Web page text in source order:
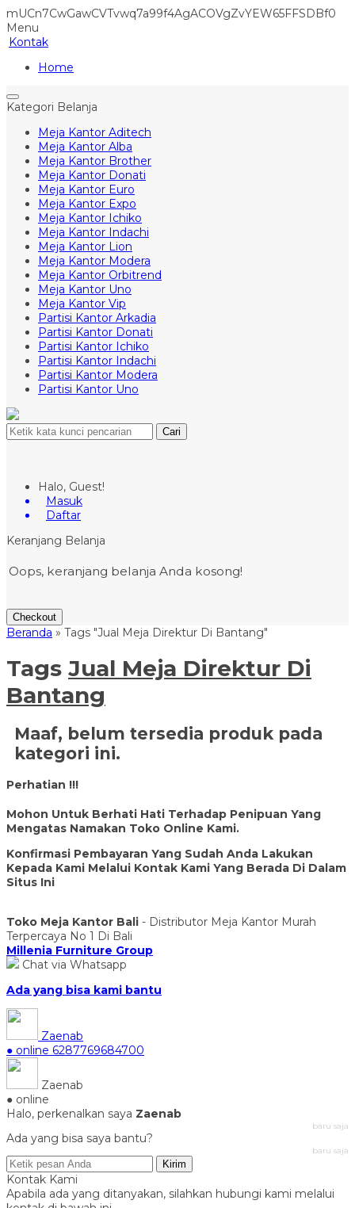
mUCn7CwGawCVTvwq7a99f4AgACOVgZvYEW65FFSDBf0
Menu
Kontak
Home
Kategori Belanja
Meja Kantor Aditech
Meja Kantor Alba
Meja Kantor Brother
Meja Kantor Donati
Meja Kantor Euro
Meja Kantor Expo
Meja Kantor Ichiko
Meja Kantor Indachi
Meja Kantor Lion
Meja Kantor Modera
Meja Kantor Orbitrend
Meja Kantor Uno
Meja Kantor Vip
Partisi Kantor Arkadia
Partisi Kantor Donati
Partisi Kantor Ichiko
Partisi Kantor Indachi
Partisi Kantor Modera
Partisi Kantor Uno
Cari
Halo, Guest!
Masuk
Daftar
Keranjang Belanja
Oops, keranjang belanja Anda kosong!
Checkout
Beranda » Tags "Jual Meja Direktur Di Bantang"
Tags Jual Meja Direktur Di
Bantang
Maaf, belum tersedia produk pada
kategori ini.
Perhatian !!!
Mohon Untuk Berhati Hati Terhadap Penipuan Yang
Mengatas Namakan Toko Online Kami.
Konfirmasi Pembayaran Yang Sudah Anda Lakukan
Kepada Kami Melalui Kontak Kami Yang Berada Di Dalam
Situs Ini
Toko Meja Kantor Bali - Distributor Meja Kantor Murah
Terpercaya No 1 Di Bali
Millenia Furniture Group
Chat via Whatsapp
Ada yang bisa kami bantu
Zaenab
● online 6287769684700
Zaenab
● online
Halo, perkenalkan saya Zaenab
baru saja
Ada yang bisa saya bantu?
baru saja
Kirim
Kontak Kami
Apabila ada yang ditanyakan, silahkan hubungi kami melalui